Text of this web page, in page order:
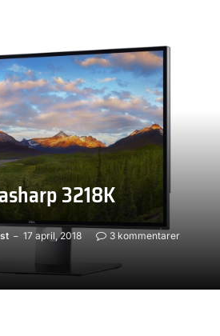
3218K
17 april, 2018
3 kommentarer